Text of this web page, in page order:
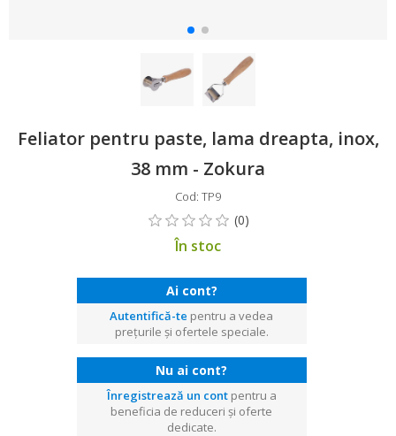
Feliator pentru paste, lama dreapta, inox,
38 mm - Zokura
Cod: TP9
În stoc
Ai cont?
Autentifică-te pentru a vedea
prețurile și ofertele speciale.
Nu ai cont?
Înregistrează un contpentru a
beneficia de reduceri și oferte
dedicate.